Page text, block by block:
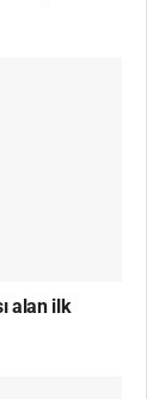
alan ilk